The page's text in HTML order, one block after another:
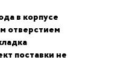
в корпусе
отверстием
поставки не